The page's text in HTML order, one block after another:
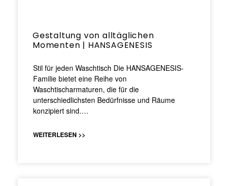
Gestaltung von alltäglichen
Momenten | HANSAGENESIS
Stil für jeden Waschtisch Die HANSAGENESIS-
Familie bietet eine Reihe von
Waschtischarmaturen, die für die
unterschiedlichsten Bedürfnisse und Räume
konzipiert sind.…
WEITERLESEN >>